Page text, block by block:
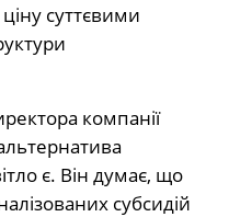
суттєвими
компанії
є. Він думає, що
субсидій